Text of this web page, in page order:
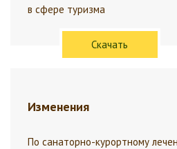
в сфере туризма
Скачать
Изменения
По санаторно-курортному